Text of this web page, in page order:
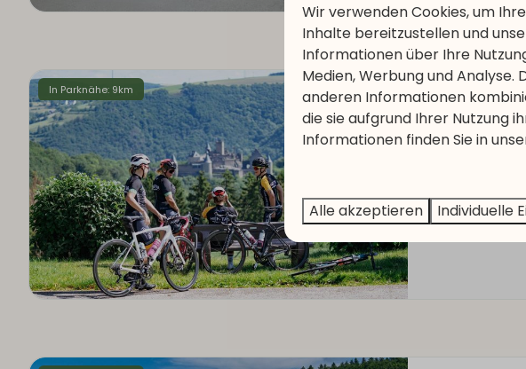
In Parknähe: 9km
Bourscheid
Wir verwenden Cookies, um
Inhalte bereitzustellen und
Informationen über Ihre
Medien, Werbung und
anderen Informationen
die sie aufgrund Ihrer Nutzung
Informationen finden Sie in
Alle akzeptieren Individuelle